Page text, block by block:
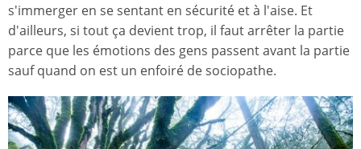
s'immerger en se sentant en sécurité et à l'aise. Et
d'ailleurs, si tout ça devient trop, il faut arrêter la partie
parce que les émotions des gens passent avant la partie
sauf quand on est un enfoiré de sociopathe.